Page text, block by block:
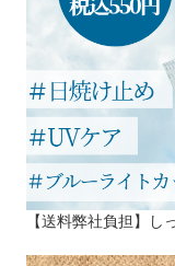
【送料弊社負担】し